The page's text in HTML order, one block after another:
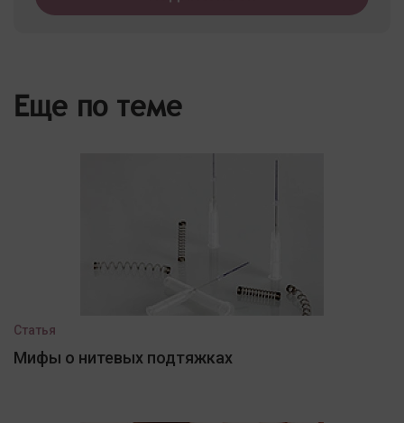
Еще по теме
Статья
Мифы о нитевых подтяжках